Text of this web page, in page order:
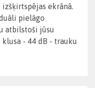
ekrānā.
pielāgo
atbilstoši jūsu
- 44 dB - trauku